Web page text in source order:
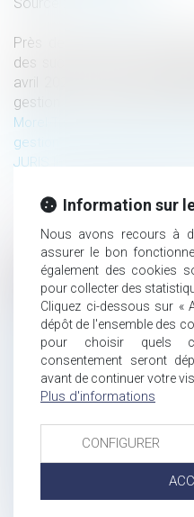
Près de vingt ans après
des successions et des
avril 2026 « visant à
gestion des successions
Morel-Turquois visant à
gestion des successions
JURIS International
Historique
La recevabilité de l’appel
majeur sous tutelle
GPA à l’étranger et
établie par jugement étranger
Faute d’imprudence
responsabilité
Préjudice d’anxiété et
responsabilité
Rectification d’un acte
action personnelle soumise
Information sur
Nous avons recours à
assurer le bon
également des cookies
pour collecter des
Cliquez ci-dessous sur «
dépôt de l'ensemble des
pour choisir quels
consentement seront
avant de continuer votre
Plus d'informations
CONFIGURER